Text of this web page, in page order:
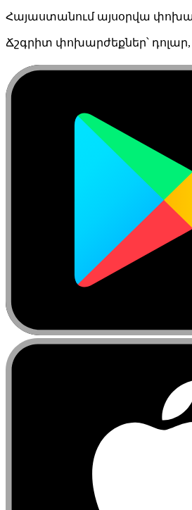
Հայաստանում այսօրվա
Ճշգրիտ փոխարժեքներ՝ դոլար,